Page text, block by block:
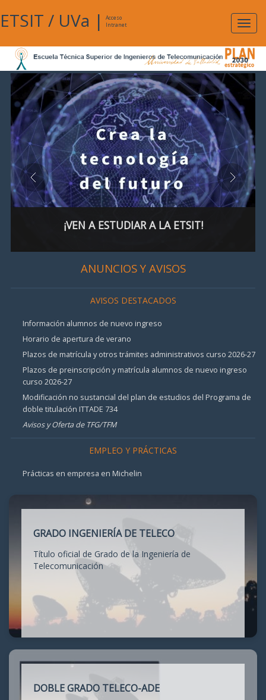
ETSIT / UVa |
Acceso
Intranet
¡VEN A ESTUDIAR A LA ETSIT!
ANUNCIOS Y AVISOS
AVISOS DESTACADOS
Información alumnos de nuevo ingreso
Horario de apertura de verano
Plazos de matrícula y otros trámites administrativos curso 2026-27
Plazos de preinscripción y matrícula alumnos de nuevo ingreso
curso 2026-27
Modificación no sustancial del plan de estudios del Programa de
doble titulación ITTADE 734
Avisos y Oferta de TFG/TFM
EMPLEO Y PRÁCTICAS
Prácticas en empresa en Michelin
GRADO INGENIERÍA DE TELECO
Título oficial de Grado de la Ingeniería de
Telecomunicación
DOBLE GRADO TELECO-ADE